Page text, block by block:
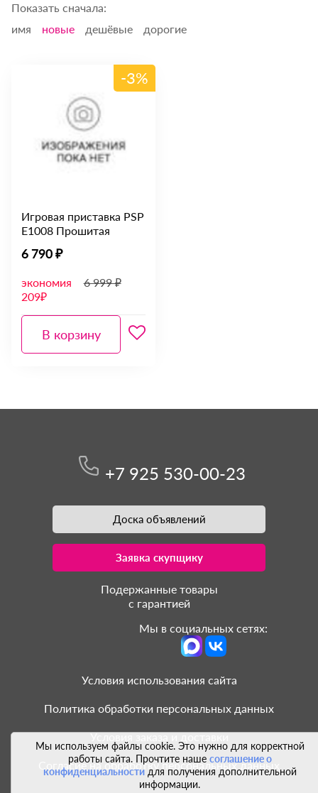
Показать сначала:
имя
новые дешёвые дорогие
-3%
Игровая приставка PSP
E1008 Прошитая
6 790 ₽
экономия
209₽
6 999 ₽
В корзину
Мы используем файлы cookie. Это нужно для корректной
работы сайта. Прочтите наше соглашение о
конфиденциальностидля получения дополнительной
информации.
+7 925 530-00-23
Доска объявлений
Заявка скупщику
Подержанные товары
с гарантией
Мы в социальных сетях:
Условия использования сайта
Политика обработки персональных данных
Условия заказа и доставки
Согласие на обработку персональных данных